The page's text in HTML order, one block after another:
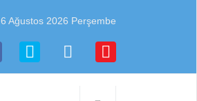
6 Ağustos 2026 Perşembe